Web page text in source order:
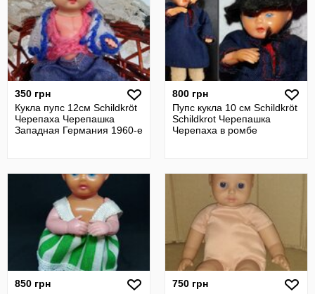
350 грн
Кукла пупс 12см Schildkröt
Черепаха Черепашка
Западная Германия 1960-e
800 грн
Пупс кукла 10 см Schildkröt
Schildkrot Черепашка
Черепаха в ромбе
850 грн
750 грн